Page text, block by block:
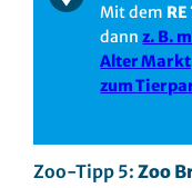
Mit dem
dannz. B.
Alter
zum
Zoo-Tipp 5:Zoo